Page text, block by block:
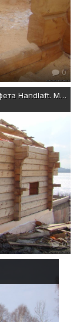
0
Норвежский деревянный дом из лафета Handlaft. Материал - сибирский кедр
0